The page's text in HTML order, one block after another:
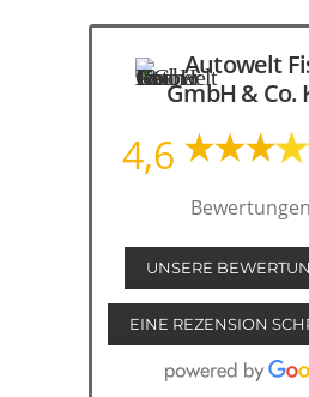
Autowelt
GmbH & Co.
4,6
Bewertungen
UNSERE
EINE REZENSION